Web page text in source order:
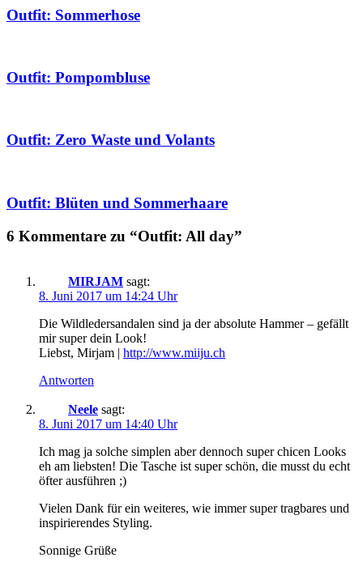
Outfit: Sommerhose
Outfit: Pompombluse
Outfit: Zero Waste und Volants
Outfit: Blüten und Sommerhaare
6 Kommentare zu “Outfit: All day”
MIRJAM sagt:
8. Juni 2017 um 14:24 Uhr
Die Wildledersandalen sind ja der absolute Hammer – gefällt
mir super dein Look!
Liebst, Mirjam | http://www.miiju.ch
Antworten
Neele sagt:
8. Juni 2017 um 14:40 Uhr
Ich mag ja solche simplen aber dennoch super chicen Looks
eh am liebsten! Die Tasche ist super schön, die musst du echt
öfter ausführen ;)
Vielen Dank für ein weiteres, wie immer super tragbares und
inspirierendes Styling.
Sonnige Grüße